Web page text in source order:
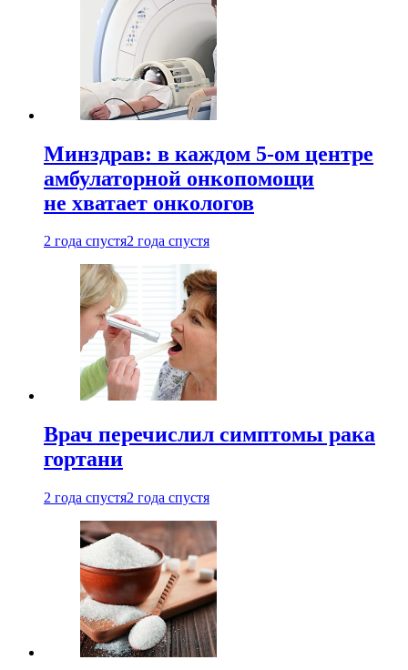
Минздрав: в каждом 5-ом центре
амбулаторной онкопомощи
не хватает онкологов
2 года спустя2 года спустя
Врач перечислил симптомы рака
гортани
2 года спустя2 года спустя